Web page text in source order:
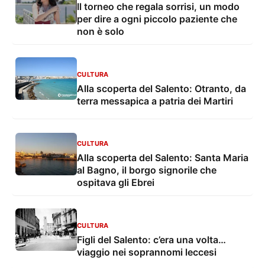
Il torneo che regala sorrisi, un modo
per dire a ogni piccolo paziente che
non è solo
CULTURA
Alla scoperta del Salento: Otranto, da
terra messapica a patria dei Martiri
CULTURA
Alla scoperta del Salento: Santa Maria
al Bagno, il borgo signorile che
ospitava gli Ebrei
CULTURA
Figli del Salento: c’era una volta…
viaggio nei soprannomi leccesi